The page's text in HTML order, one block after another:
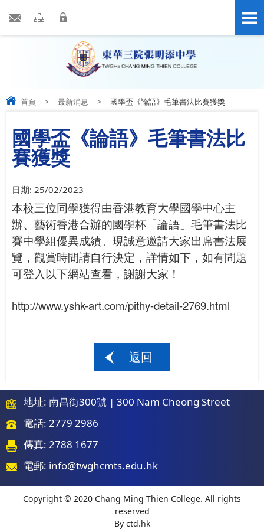
首頁 > 最新消息 > 國學盃《論語》毛筆書法比賽獲獎
國學盃《論語》毛筆書法比
賽獲獎
日期: 25/02/2023
本校三位同學獲得由香港教育大學國學中心主
辦、藝術香港合辦的國學杯「論語」毛筆書法比
賽中學組優異成績。現誠意邀請大家出席書法展
覽，觀賞時間請自行決定，詳情如下，如有問題
可登入以下網站查看，謝謝大家！
http://www.yshk-art.com/pithy-detail-2769.html
返回
地址: 南昌街300號 | 300 Nam Cheong Street
電話: 2779 2986
傳真: 2788 1677
電郵: info@twghcmts.edu.hk
Copyright © 2020 Chang Ming Thien College. All rights
reserved
By ctd.hk